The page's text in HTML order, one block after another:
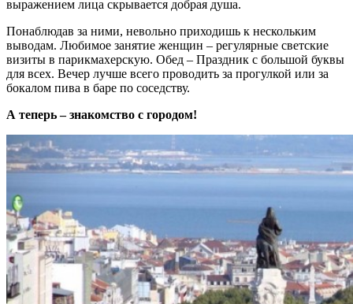
выражением лица скрывается добрая душа.
Понаблюдав за ними, невольно приходишь к нескольким
выводам. Любимое занятие женщин – регулярные светские
визиты в парикмахерскую. Обед – Праздник с большой буквы
для всех. Вечер лучше всего проводить за прогулкой или за
бокалом пива в баре по соседству.
А теперь – знакомство с городом!